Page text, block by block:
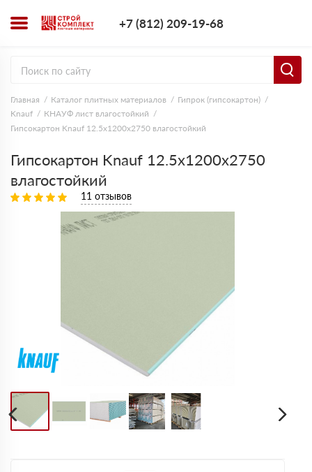
+7 (812) 209-19-68
Главная Каталог плитных материалов
Гипрок (гипсокартон)
Knauf
КНАУФ лист влагостойкий
Гипсокартон Knauf 12.5x1200x2750 влагостойкий
Гипсокартон Knauf 12.5x1200x2750
влагостойкий
11 отзывов